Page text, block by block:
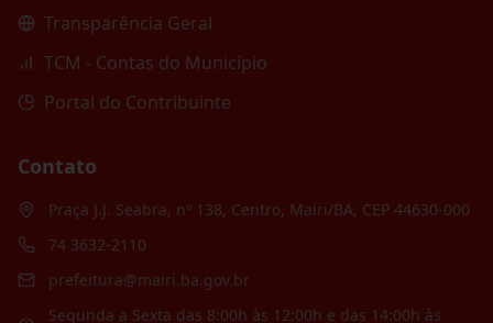
Transparência Geral
TCM - Contas do Município
Portal do Contribuinte
Contato
Praça J.J. Seabra, nº 138, Centro, Mairi/BA, CEP 44630-000
74 3632-2110
prefeitura@mairi.ba.gov.br
Segunda a Sexta das 8:00h às 12:00h e das 14:00h às